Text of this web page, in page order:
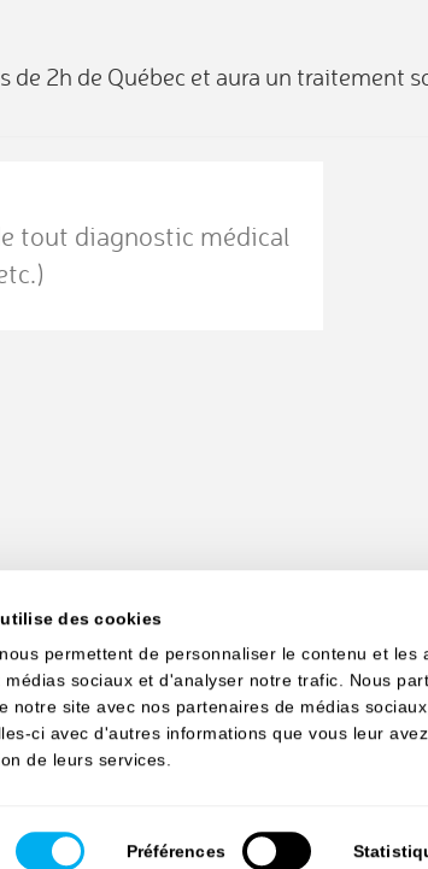
des cookies
permettent de personnaliser le contenu et
médias sociaux et d'analyser notre trafic. Nous
notre site avec nos partenaires de médias
ci avec d'autres informations que vous leur
de leurs services.
Préférences
de 2h de Québec et aura un traitement
PATIENT